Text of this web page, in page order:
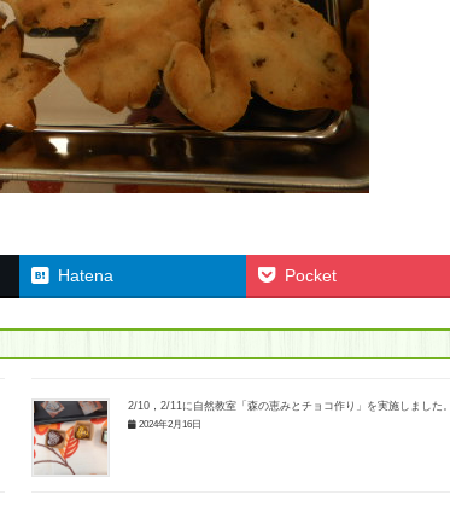
Hatena Pocket
2/10，2/11に自然教室「森の恵みとチョコ作り」を実施しました。
2024年2月16日